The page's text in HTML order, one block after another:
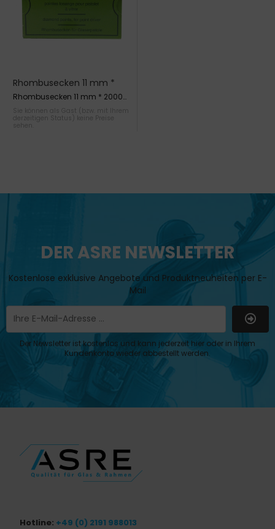
Rhombusecken 11 mm *
2000 Stück für Pointix
Rhombusecken 11 mm * 2000
Sie können als Gast (bzw. mit Ihrem
derzeitigen Status) keine Preise
DER ASRE NEWSLETTER
Kostenlose exklusive Angebote und Produktneuheiten per E-
Mail
Der Newsletter ist kostenlos und kann jederzeit hier oder in Ihrem
Kundenkonto wieder abbestellt werden.
Hotline: +49 (0) 2191 988013